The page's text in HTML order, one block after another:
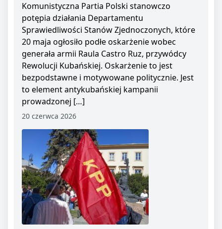
Komunistyczna Partia Polski stanowczo
potępia działania Departamentu
Sprawiedliwości Stanów Zjednoczonych, które
20 maja ogłosiło podłe oskarżenie wobec
generała armii Raula Castro Ruz, przywódcy
Rewolucji Kubańskiej. Oskarżenie to jest
bezpodstawne i motywowane politycznie. Jest
to element antykubańskiej kampanii
prowadzonej […]
20 czerwca 2026